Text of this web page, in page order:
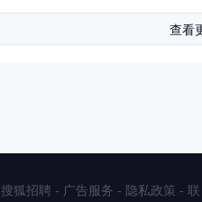
查看
搜狐招聘 - 广告服务 - 隐私政策 - 联